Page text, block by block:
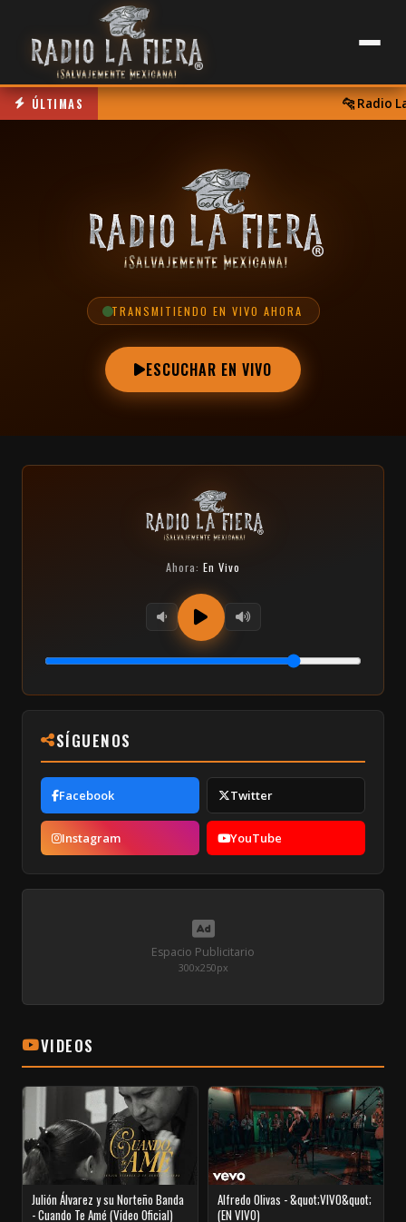
ÚLTIMAS 🐆 Radio La
TRANSMITIENDO EN VIVO AHORA
ESCUCHAR EN VIVO
VIDEOS
Julión Álvarez y su Norteño Banda
- Cuando Te Amé (Video Oficial)
Alfredo Olivas - &quot;VIVO&quot;
(EN VIVO)
Ahora: En Vivo
SÍGUENOS
Facebook Twitter
Instagram YouTube
Espacio Publicitario
300x250px